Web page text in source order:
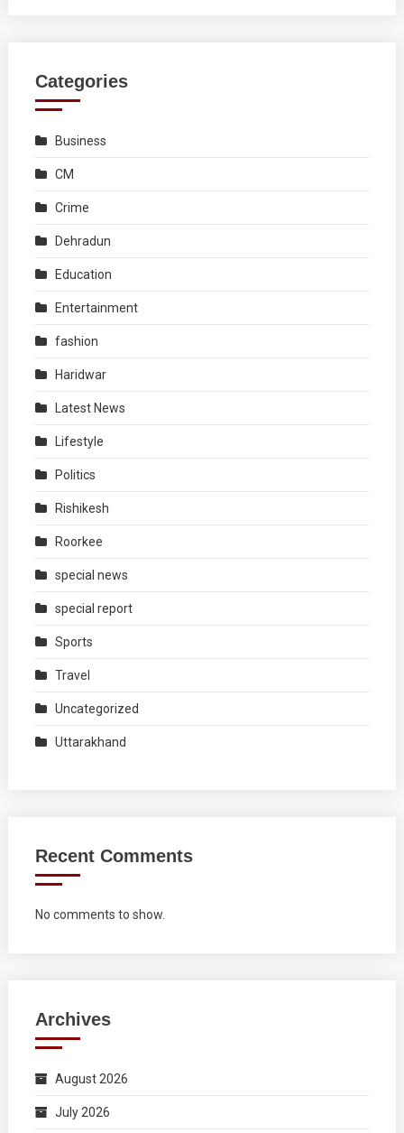
Categories
Business
CM
Crime
Dehradun
Education
Entertainment
fashion
Haridwar
Latest News
Lifestyle
Politics
Rishikesh
Roorkee
special news
special report
Sports
Travel
Uncategorized
Uttarakhand
Recent Comments
No comments to show.
Archives
August 2026
July 2026